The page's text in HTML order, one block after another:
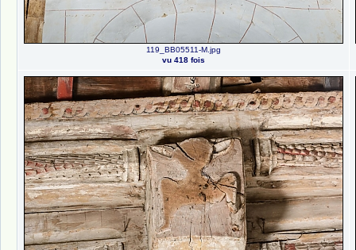
119_BB05511-M.jpg
vu 418 fois